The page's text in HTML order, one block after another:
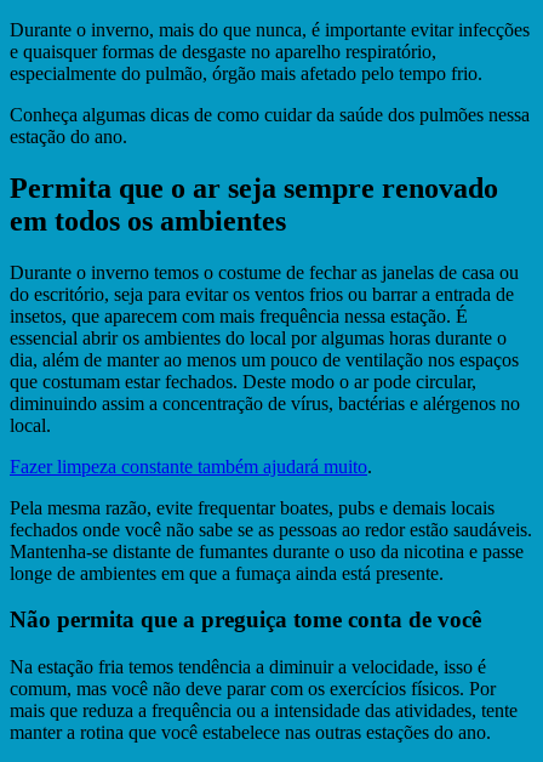
Durante o inverno, mais do que nunca, é importante evitar infecções
e quaisquer formas de desgaste no aparelho respiratório,
especialmente do pulmão, órgão mais afetado pelo tempo frio.
Conheça algumas dicas de como cuidar da saúde dos pulmões nessa
estação do ano.
Permita que o ar seja sempre renovado
em todos os ambientes
Durante o inverno temos o costume de fechar as janelas de casa ou
do escritório, seja para evitar os ventos frios ou barrar a entrada de
insetos, que aparecem com mais frequência nessa estação. É
essencial abrir os ambientes do local por algumas horas durante o
dia, além de manter ao menos um pouco de ventilação nos espaços
que costumam estar fechados. Deste modo o ar pode circular,
diminuindo assim a concentração de vírus, bactérias e alérgenos no
local.
Fazer limpeza constante também ajudará muito.
Pela mesma razão, evite frequentar boates, pubs e demais locais
fechados onde você não sabe se as pessoas ao redor estão saudáveis.
Mantenha-se distante de fumantes durante o uso da nicotina e passe
longe de ambientes em que a fumaça ainda está presente.
Não permita que a preguiça tome conta de você
Na estação fria temos tendência a diminuir a velocidade, isso é
comum, mas você não deve parar com os exercícios físicos. Por
mais que reduza a frequência ou a intensidade das atividades, tente
manter a rotina que você estabelece nas outras estações do ano.